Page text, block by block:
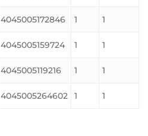
4045005172846 1 1
4045005159724 1 1
4045005119216 1 1
4045005264602 1 1